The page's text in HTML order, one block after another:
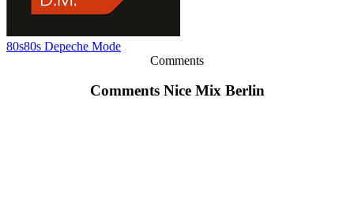
80s80s Depeche Mode
Comments
Comments Nice Mix Berlin